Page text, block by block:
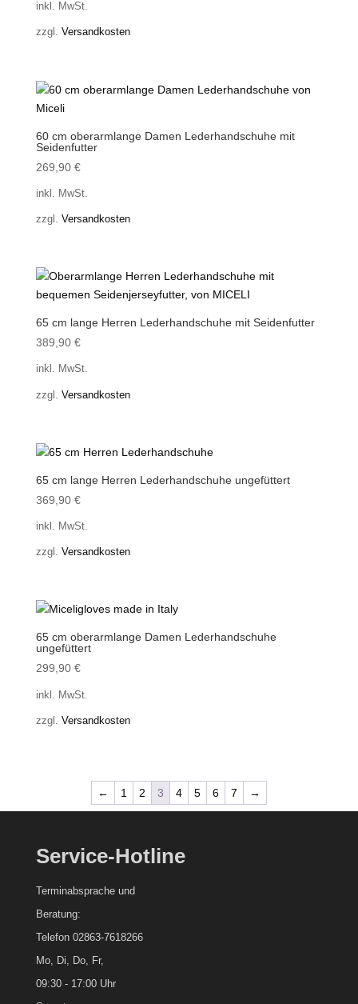
inkl. MwSt.
zzgl. Versandkosten
60 cm oberarmlange Damen Lederhandschuhe mit
Seidenfutter
269,90 €
inkl. MwSt.
zzgl. Versandkosten
65 cm lange Herren Lederhandschuhe mit Seidenfutter
389,90 €
inkl. MwSt.
zzgl. Versandkosten
65 cm lange Herren Lederhandschuhe ungefüttert
369,90 €
inkl. MwSt.
zzgl. Versandkosten
65 cm oberarmlange Damen Lederhandschuhe
ungefüttert
299,90 €
inkl. MwSt.
zzgl. Versandkosten
← 1 2 3 4 5 6 7 →
Service-Hotline
Terminabsprache und
Beratung:
Telefon 02863-7618266
Mo, Di, Do, Fr,
09:30 - 17:00 Uhr